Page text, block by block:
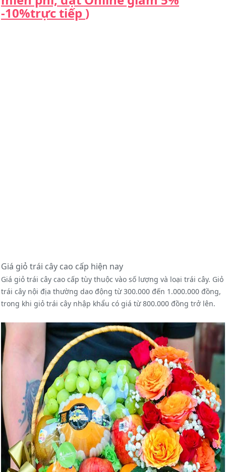
-10%trực tiếp )
Giá giỏ trái cây cao cấp hiện nay
Giá giỏ trái cây cao cấp tùy thuộc vào số lượng và loại trái cây. Giỏ
trái cây nội địa thường dao động từ 300.000 đến 1.000.000 đồng,
trong khi giỏ trái cây nhập khẩu có giá từ 800.000 đồng trở lên.